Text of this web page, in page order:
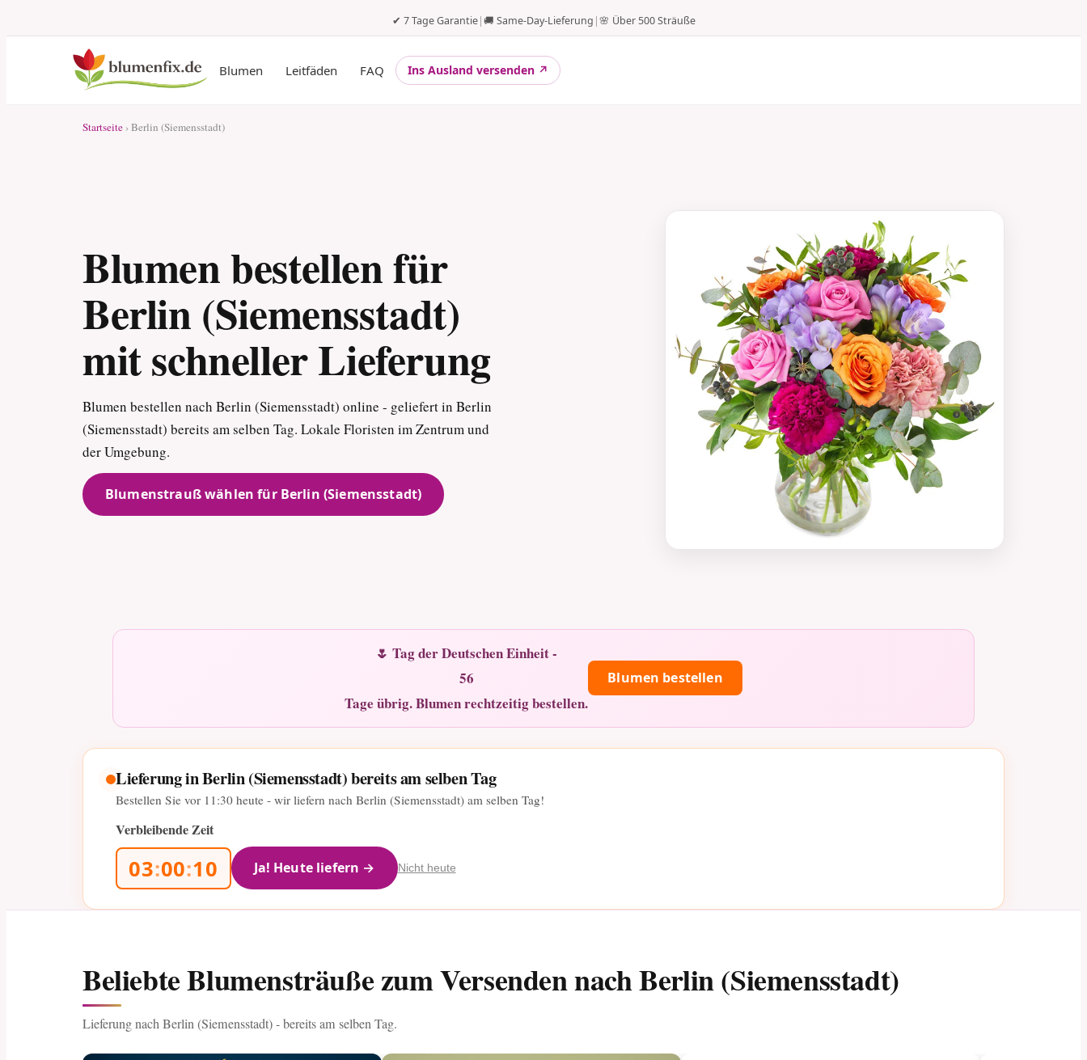
✔ 7 Tage Garantie|🚚 Same-Day-Lieferung |🌸 Über 500 Sträuße
Blumen Leitfäden FAQ Ins Ausland versenden ↗
Startseite › Berlin (Siemensstadt)
Blumen bestellen für
Berlin (Siemensstadt)
mit schneller Lieferung
Blumen bestellen nach Berlin (Siemensstadt) online - geliefert in Berlin
(Siemensstadt) bereits am selben Tag. Lokale Floristen im Zentrum und
der Umgebung.
Blumenstrauß wählen für Berlin (Siemensstadt)
🌷 Tag der Deutschen Einheit -
56
Tage übrig. Blumen rechtzeitig bestellen.
Blumen bestellen
Lieferung in Berlin (Siemensstadt) bereits am selben Tag
Bestellen Sie vor 11:30 heute - wir liefern nach Berlin (Siemensstadt) am selben Tag!
Verbleibende Zeit
03:00:08 Ja! Heute liefern → Nicht heute
Beliebte Blumensträuße zum Versenden nach Berlin (Siemensstadt)
Lieferung nach Berlin (Siemensstadt) - bereits am selben Tag.